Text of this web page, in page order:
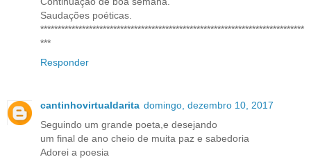
Saudações poéticas.
****************************************************************************
***
Responder
cantinhovirtualdarita domingo, dezembro 10, 2017
Seguindo um grande poeta,e desejando
um final de ano cheio de muita paz e sabedoria
Adorei a poesia